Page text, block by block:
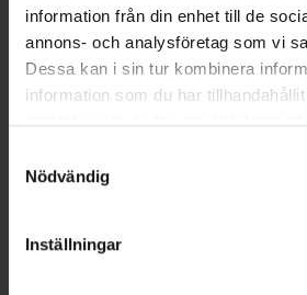
information från din enhet till de
annons- och analysföretag som vi
Dessa kan i sin tur kombinera
information som du har
samlat in när du har använt deras
återkalla ditt samtycke via
cookieinställningar. Ett återkallat
lagligheten av behandling som
Nödvändig
Inställningar
Beskrivning
tunn men samtidigt hållbar
upp på hundpromenaden
mjuk silikon. Utan handtag.